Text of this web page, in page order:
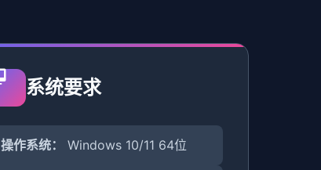
系统要求
操作系统： Windows 10/11 64位